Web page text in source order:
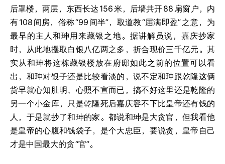
后罩楼，两层，东西长达 156米，后墙共开88 扇窗户，内
有108 间房，俗称“99 间半”，取道教“届满即盈”之意，为
最早的主人和珅用来藏银之地。据讲解员说，嘉庆抄家
时，从此地攫取白银八亿两之多，折合现价三千亿元。其
实从和珅将这栋藏银楼放在府邸如此之前的位置可以看
出，和珅对银子还是比较看淡的，说不定和珅跟乾隆这俩
货早就心知肚明、心照不宣而已，搞不好这里还是乾隆的
另一个小金库，只是乾隆死后嘉庆容不下比皇帝还有钱的
人，于是就抄了和珅的家。都说和珅是大贪官，但我看他
是皇帝的心腹和钱袋子，是个大忠臣，要说贪，皇帝自己
才是中国最大的贪“官”。